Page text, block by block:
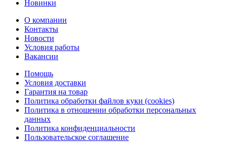
Новинки
О компании
Контакты
Новости
Условия работы
Вакансии
Помощь
Условия доставки
Гарантия на товар
Политика обработки файлов куки (cookies)
Политика в отношении обработки персональных
данных
Политика конфиденциальности
Пользовательское соглашение